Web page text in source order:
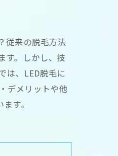
従来の脱毛方法
す。しかし、技
は、LED脱毛に
デメリットや他
す。